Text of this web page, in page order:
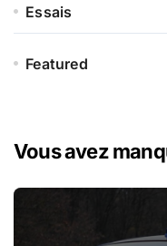
Essais
Featured
Vous avez